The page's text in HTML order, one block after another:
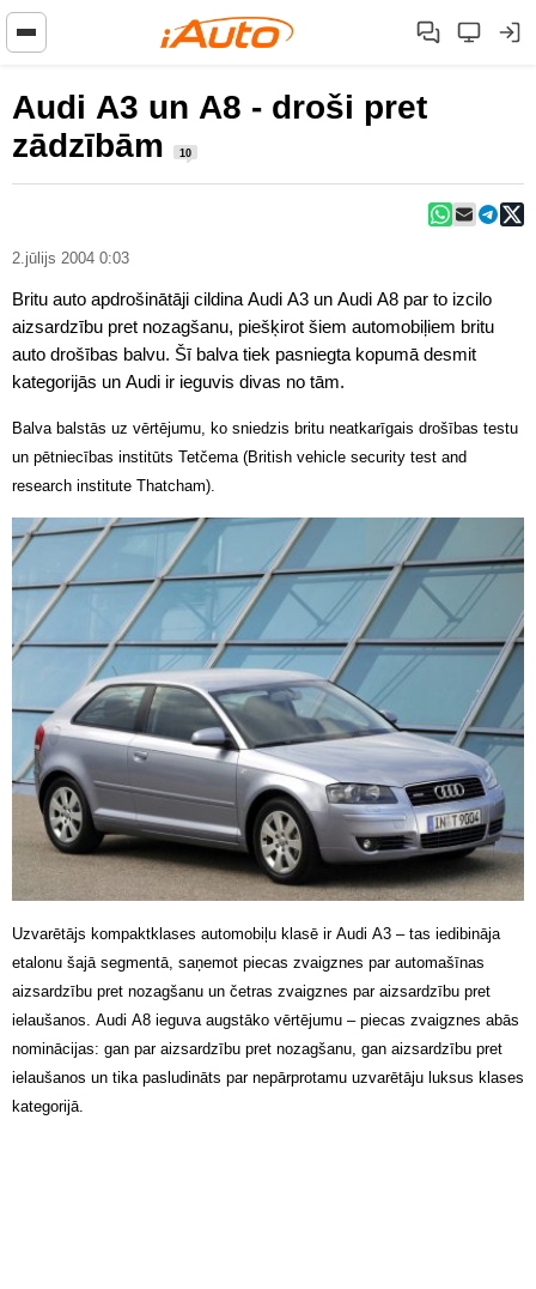
Audi A3 un A8 - droši pret
zādzībām
10
2.jūlijs 2004 0:03
Britu auto apdrošinātāji cildina Audi A3 un Audi A8 par to izcilo
aizsardzību pret nozagšanu, piešķirot šiem automobiļiem britu
auto drošības balvu. Šī balva tiek pasniegta kopumā desmit
kategorijās un Audi ir ieguvis divas no tām.
Balva balstās uz vērtējumu, ko sniedzis britu neatkarīgais drošības testu
un pētniecības institūts Tetčema (British vehicle security test and
research institute Thatcham).
Uzvarētājs kompaktklases automobiļu klasē ir Audi A3 – tas iedibināja
etalonu šajā segmentā, saņemot piecas zvaigznes par automašīnas
aizsardzību pret nozagšanu un četras zvaigznes par aizsardzību pret
ielaušanos. Audi A8 ieguva augstāko vērtējumu – piecas zvaigznes abās
nominācijas: gan par aizsardzību pret nozagšanu, gan aizsardzību pret
ielaušanos un tika pasludināts par nepārprotamu uzvarētāju luksus klases
kategorijā.